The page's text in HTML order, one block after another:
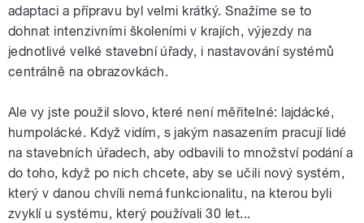
adaptaci a přípravu byl velmi krátký. Snažíme se to
dohnat intenzivními školeními v krajích, výjezdy na
jednotlivé velké stavební úřady, i nastavování systémů
centrálně na obrazovkách.
Ale vy jste použil slovo, které není měřitelné: lajdácké,
humpolácké. Když vidím, s jakým nasazením pracují lidé
na stavebních úřadech, aby odbavili to množství podání a
do toho, když po nich chcete, aby se učili nový systém,
který v danou chvíli nemá funkcionalitu, na kterou byli
zvyklí u systému, který používali 30 let...